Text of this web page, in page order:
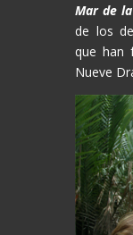
Mar de
de los
que han
Nueve